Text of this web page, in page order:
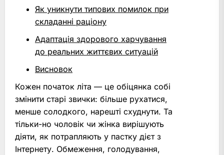
Як уникнути типових помилок при
складанні раціону
Адаптація здорового харчування
до реальних життєвих ситуацій
Висновок
Кожен початок літа — це обіцянка собі
змінити старі звички: більше рухатися,
менше солодкого, нарешті схуднути. Та
тільки-но чоловік чи жінка вирішують
діяти, як потрапляють у пастку дієт з
Інтернету. Обмеження, голодування,